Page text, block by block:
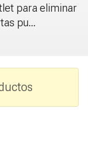
para eliminar
pu...